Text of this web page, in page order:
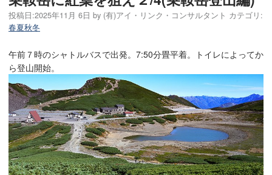
投稿日:2025年11月 6日 by (有)アイ・リンク・コンサルタント カテゴリ:
春夏秋冬
午前７時のシャトルバスで出発。7:50分畳平着。トイレによってか
ら登山開始。